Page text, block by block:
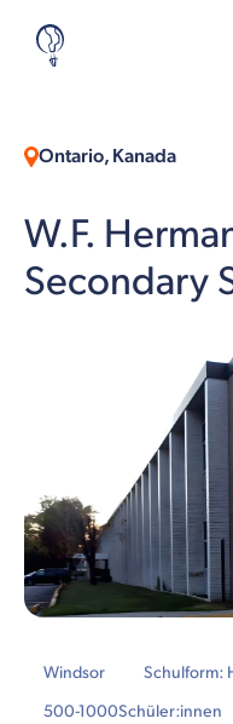
Ontario, Kanada
W.F.
Secondary
Windsor
Schulform:
500-1000Schüler:innen